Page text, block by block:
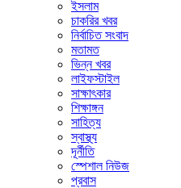
ইসলাম
চাকরির খবর
নির্বাচিত সংবাদ
মতামত
ভিন্ন খবর
লাইফস্টাইল
সাক্ষাৎকার
শিক্ষাঙ্গন
সাহিত্য
স্বাস্থ্য
দূর্নীতি
স্পেশাল নিউজ
প্রবাস